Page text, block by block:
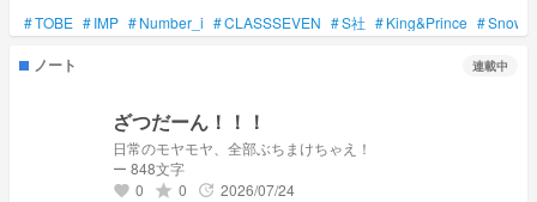
#TOBE #IMP #Number_i #CLASSSEVEN #S社 #King&Prince #
ノート 連載中
ざつだーん！！！
日常のモヤモヤ、全部ぶちまけちゃえ！
ー 848文字
favorite 0 grade 0 update 2026/07/24